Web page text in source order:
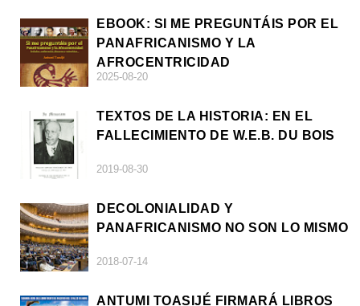
EBOOK: SI ME PREGUNTÁIS POR EL
PANAFRICANISMO Y LA
AFROCENTRICIDAD
2025-08-20
TEXTOS DE LA HISTORIA: EN EL
FALLECIMIENTO DE W.E.B. DU BOIS
2019-08-30
DECOLONIALIDAD Y
PANAFRICANISMO NO SON LO MISMO
2018-07-14
ANTUMI TOASIJÉ FIRMARÁ LIBROS